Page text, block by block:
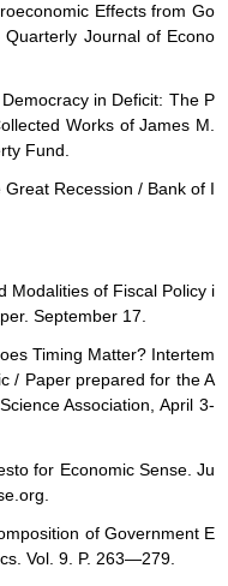
Effects from Go
Journal of Econo
in Deficit: The P
Works of James M.
Fund.
Recession / Bank of I
Modalities of Fiscal Policy i
September 17.
Timing Matter? Intertem
/ Paper prepared for the A
Association, April 3-
for Economic Sense. Ju
of Government E
Vol. 9. P. 263—279.